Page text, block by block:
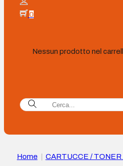
0
Nessun prodotto nel
Home CARTUCCE / TONER